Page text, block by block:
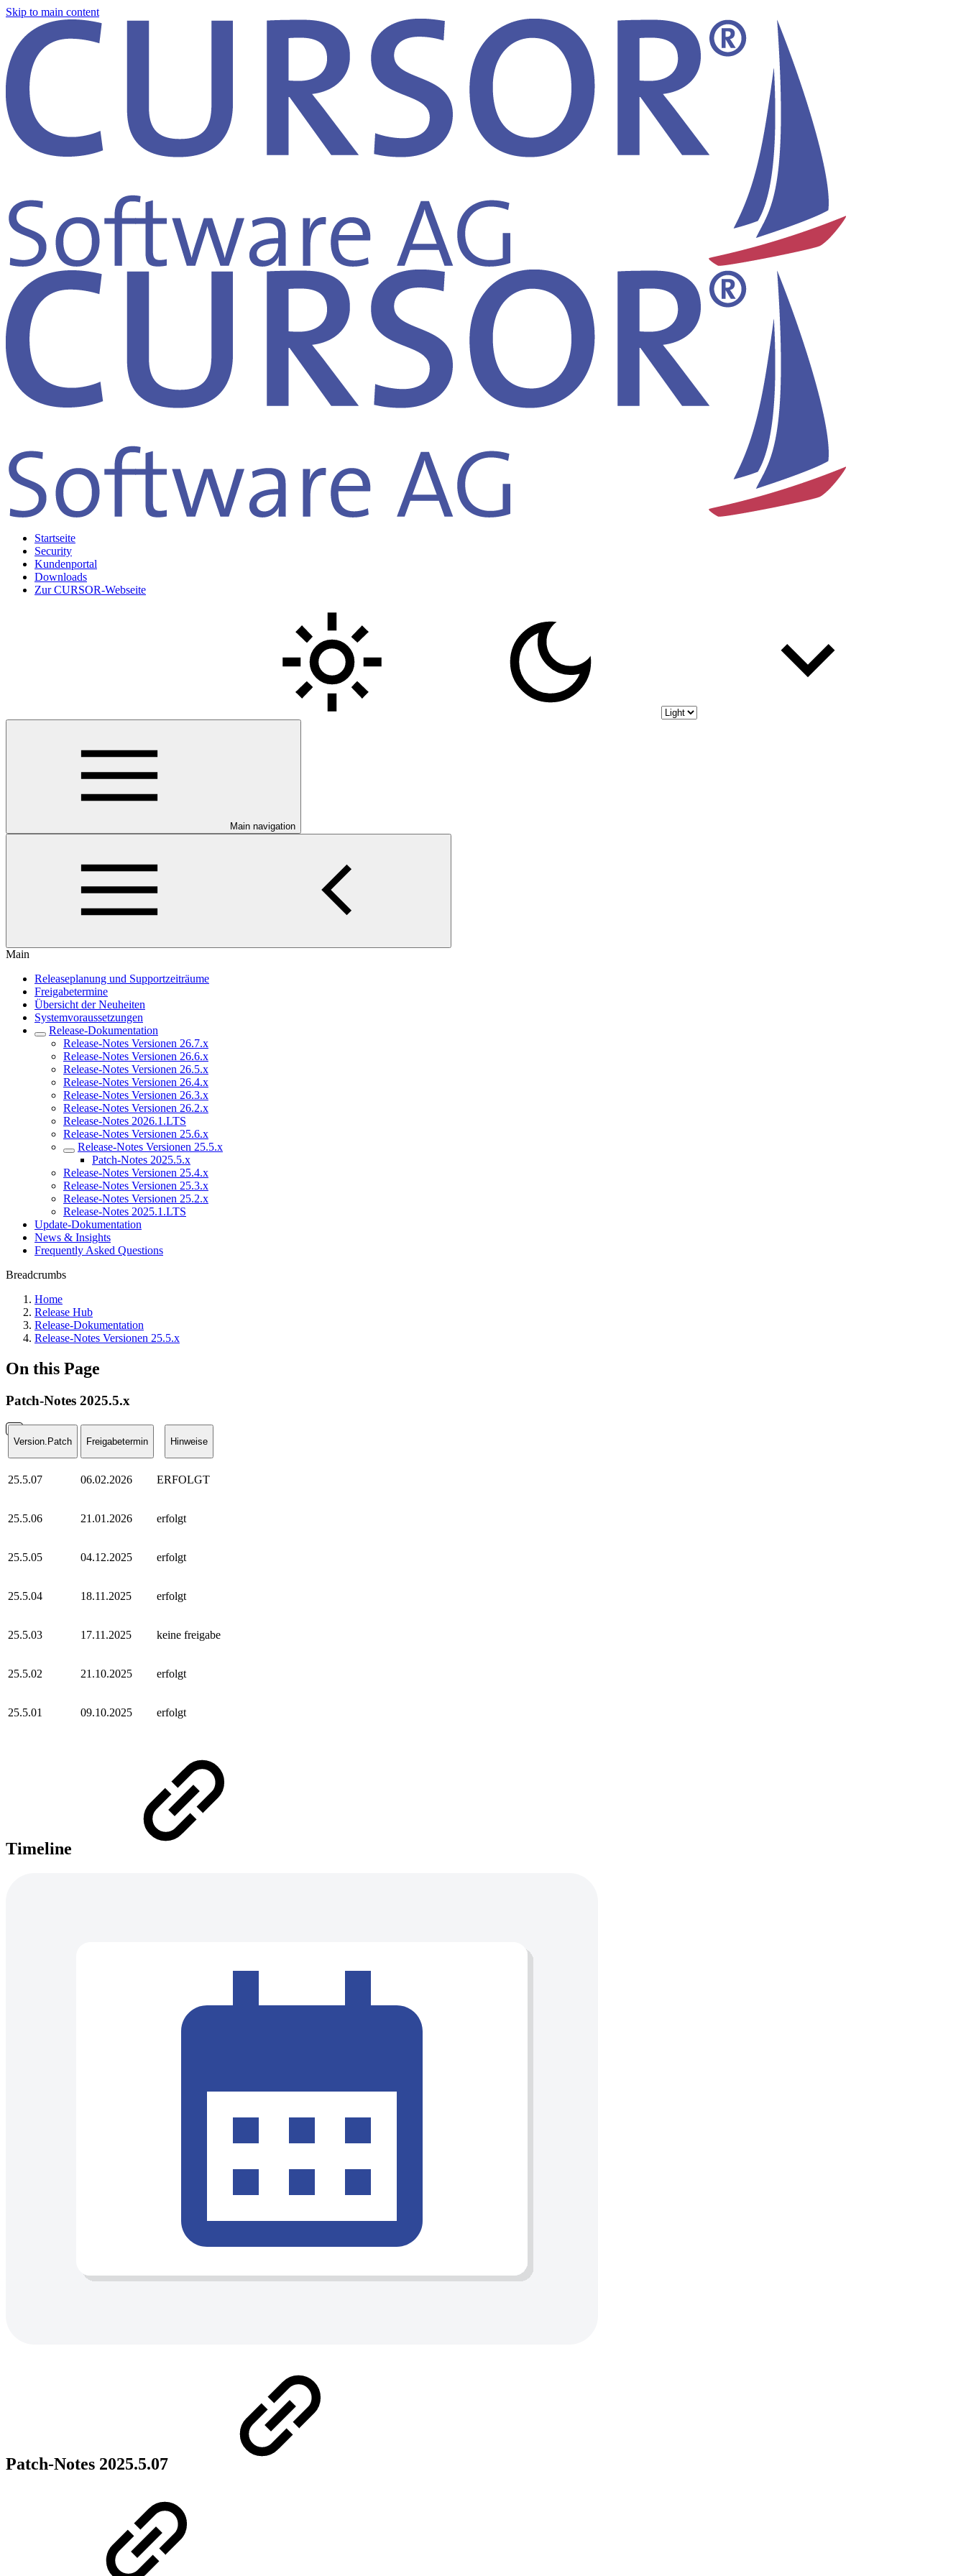
Skip to main content
Startseite
Security
Kundenportal
Downloads
Zur CURSOR-Webseite
Main navigation
Main
Releaseplanung und Supportzeiträume
Freigabetermine
Übersicht der Neuheiten
Systemvoraussetzungen
Release-Dokumentation
Release-Notes Versionen 26.7.x
Release-Notes Versionen 26.6.x
Release-Notes Versionen 26.5.x
Release-Notes Versionen 26.4.x
Release-Notes Versionen 26.3.x
Release-Notes Versionen 26.2.x
Release-Notes 2026.1.LTS
Release-Notes Versionen 25.6.x
Release-Notes Versionen 25.5.x
Patch-Notes 2025.5.x
Release-Notes Versionen 25.4.x
Release-Notes Versionen 25.3.x
Release-Notes Versionen 25.2.x
Release-Notes 2025.1.LTS
Update-Dokumentation
News & Insights
Frequently Asked Questions
Breadcrumbs
Home
Release Hub
Release-Dokumentation
Release-Notes Versionen 25.5.x
On this Page
Patch-Notes 2025.5.x
Version.Patch Freigabetermin Hinweise
25.5.07 06.02.2026 ERFOLGT
25.5.06 21.01.2026 erfolgt
25.5.05 04.12.2025 erfolgt
25.5.04 18.11.2025 erfolgt
25.5.03 17.11.2025 keine freigabe
25.5.02 21.10.2025 erfolgt
25.5.01 09.10.2025 erfolgt
Timeline
Patch-Notes 2025.5.07